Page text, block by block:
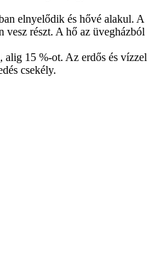
elnyelődik és hővé alakul. A
vesz részt. A hő az üvegházból
alig 15 %-ot. Az erdős és vízzel
csekély.